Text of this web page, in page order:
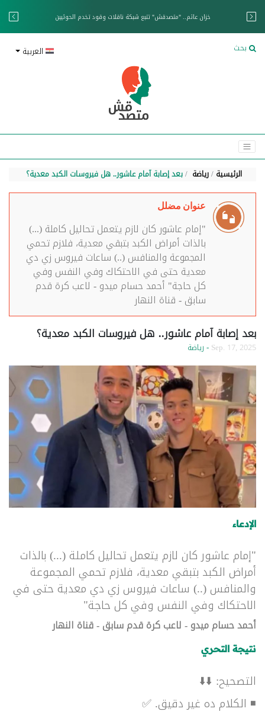
خزان عائم.. "متصدقش" تتبع شبكة ناقلات وقود تخدم الحوثيين
بحث العربية
الرئيسية رياضة بعد إصابة آمام عاشور.. هل فيروسات الكبد معدية؟
عنوان مضلل
"إمام عاشور كان لازم يتعمل تحاليل كاملة (...)
بالذات أمراض الكبد بتبقي معدية، فلازم تحمي
المجموعة والمنافس (..) ساعات فيروس زي دي
معدية حتى في الاحتكاك وفي النفس وفي
كل حاجة" أحمد حسام ميدو - لاعب كرة قدم
سابق - قناة النهار
بعد إصابة آمام عاشور.. هل فيروسات الكبد معدية؟
Sep. 17, 2025 - رياضة
الإدعاء
"إمام عاشور كان لازم يتعمل تحاليل كاملة (...) بالذات
أمراض الكبد بتبقي معدية، فلازم تحمي المجموعة
والمنافس (..) ساعات فيروس زي دي معدية حتى في
الاحتكاك وفي النفس وفي كل حاجة"
أحمد حسام ميدو - لاعب كرة قدم سابق - قناة النهار
نتيجة التحري
التصحيح: ⬇️⬇️
◾ الكلام ده غير دقيق. ✅